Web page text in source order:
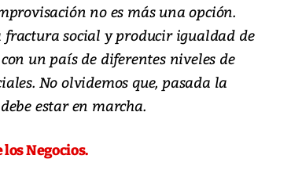
no es más una opción.
social y producir igualdad de
un país de diferentes niveles de
No olvidemos que, pasada la
estar en marcha.
Negocios.